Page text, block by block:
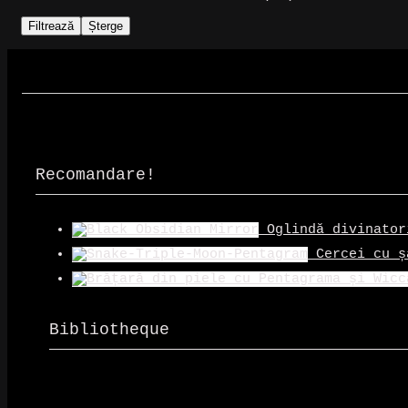
Filtrează Șterge
Recomandare!
Oglindă
Cercei cu
Bibliotheque